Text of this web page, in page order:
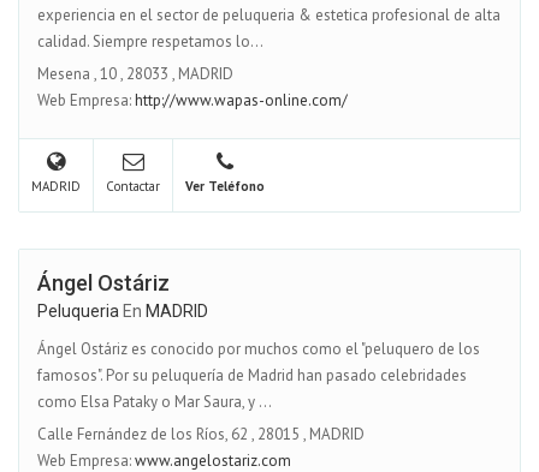
experiencia en el sector de peluqueria & estetica profesional de alta
calidad. Siempre respetamos lo...
Mesena , 10, 28033 , MADRID
Web Empresa:http://www.wapas-online.com/
MADRID Contactar Ver Teléfono
Ángel Ostáriz
Peluqueria En MADRID
Ángel Ostáriz es conocido por muchos como el "peluquero de los
famosos". Por su peluquería de Madrid han pasado celebridades
como Elsa Pataky o Mar Saura, y ...
Calle Fernández de los Ríos, 62 , 28015 , MADRID
Web Empresa:www.angelostariz.com